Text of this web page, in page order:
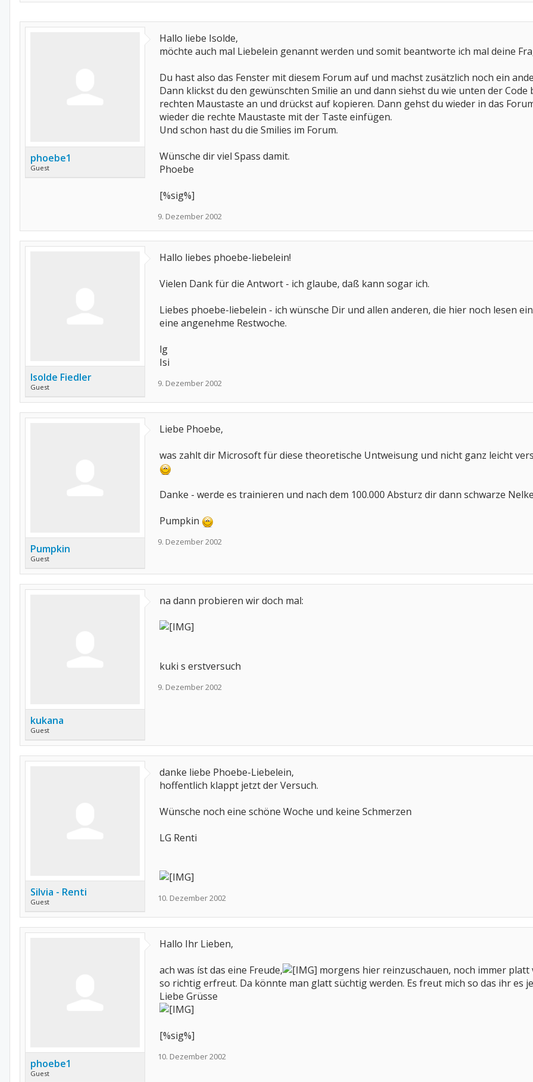
phoebe1
Guest
Hallo liebe Isolde,
möchte auch mal Liebelein genannt werden und somit beantworte ich mal deine
Du hast also das Fenster mit diesem Forum auf und machst zusätzlich noch ein
Dann klickst du den gewünschten Smilie an und dann siehst du wie unten der
rechten Maustaste an und drückst auf kopieren. Dann gehst du wieder in das
wieder die rechte Maustaste mit der Taste einfügen.
Und schon hast du die Smilies im Forum.
Wünsche dir viel Spass damit.
Phoebe
[%sig%]
9. Dezember 2002
Isolde Fiedler
Guest
Hallo liebes phoebe-liebelein!
Vielen Dank für die Antwort - ich glaube, daß kann sogar ich.
Liebes phoebe-liebelein - ich wünsche Dir und allen anderen, die hier noch lesen
eine angenehme Restwoche.
lg
Isi
9. Dezember 2002
Pumpkin
Guest
Liebe Phoebe,
was zahlt dir Microsoft für diese theoretische Untweisung und nicht ganz leicht
Danke - werde es trainieren und nach dem 100.000 Absturz dir dann schwarze
Pumpkin
9. Dezember 2002
kukana
Guest
na dann probieren wir doch mal:
kuki s erstversuch
9. Dezember 2002
Silvia - Renti
Guest
danke liebe Phoebe-Liebelein,
hoffentlich klappt jetzt der Versuch.
Wünsche noch eine schöne Woche und keine Schmerzen
LG Renti
10. Dezember 2002
phoebe1
Guest
Hallo Ihr Lieben,
ach was íst das eine Freude,
morgens hier reinzuschauen, noch immer
so richtig erfreut. Da könnte man glatt süchtig werden. Es freut mich so das ihr es
Liebe Grüsse
[%sig%]
10. Dezember 2002